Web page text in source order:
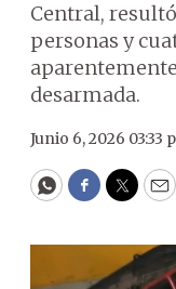
Central,
personas y
desarmada.
Junio 6, 2026 03:33
WhatsApp
Facebook